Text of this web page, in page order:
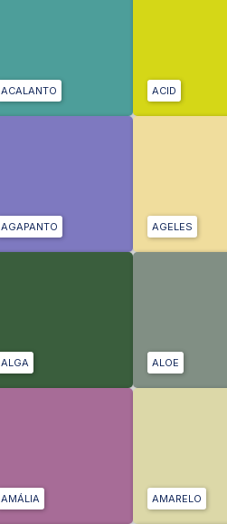
ACALANTO ACID
AGAPANTO AGELES
ALGA ALOE
AMÁLIA AMARELO